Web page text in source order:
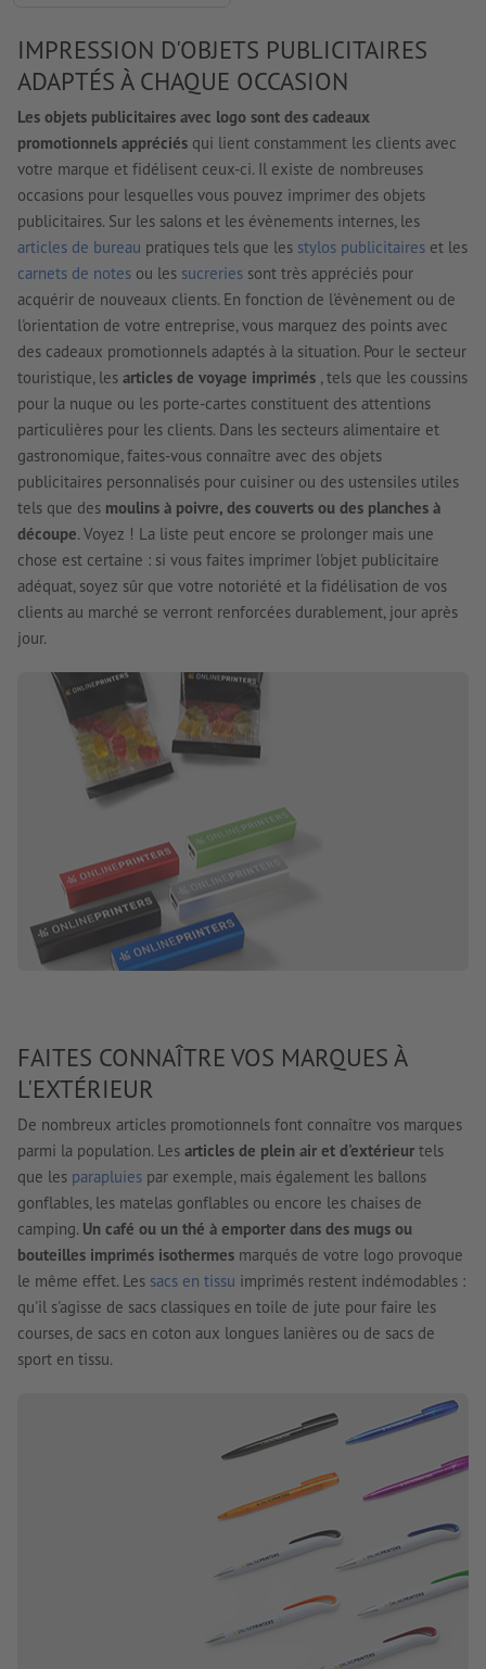
IMPRESSION D'OBJETS PUBLICITAIRES
ADAPTÉS À CHAQUE OCCASION
Les objets publicitaires avec logo sont des cadeaux
promotionnels appréciés qui lient constamment les clients avec
votre marque et fidélisent ceux-ci. Il existe de nombreuses
occasions pour lesquelles vous pouvez imprimer des objets
publicitaires. Sur les salons et les évènements internes, les
articles de bureau pratiques tels que les stylos publicitaires et les
carnets de notes ou les sucreries sont très appréciés pour
acquérir de nouveaux clients. En fonction de l'évènement ou de
l'orientation de votre entreprise, vous marquez des points avec
des cadeaux promotionnels adaptés à la situation. Pour le secteur
touristique, les articles de voyage imprimés , tels que les coussins
pour la nuque ou les porte-cartes constituent des attentions
particulières pour les clients. Dans les secteurs alimentaire et
gastronomique, faites-vous connaître avec des objets
publicitaires personnalisés pour cuisiner ou des ustensiles utiles
tels que des moulins à poivre, des couverts ou des planches à
découpe. Voyez ! La liste peut encore se prolonger mais une
chose est certaine : si vous faites imprimer l'objet publicitaire
adéquat, soyez sûr que votre notoriété et la fidélisation de vos
clients au marché se verront renforcées durablement, jour après
jour.
FAITES CONNAÎTRE VOS MARQUES À
L'EXTÉRIEUR
De nombreux articles promotionnels font connaître vos marques
parmi la population. Les articles de plein air et d'extérieur tels
que les parapluies par exemple, mais également les ballons
gonflables, les matelas gonflables ou encore les chaises de
camping. Un café ou un thé à emporter dans des mugs ou
bouteilles imprimés isothermes marqués de votre logo provoque
le même effet. Les sacs en tissu imprimés restent indémodables :
qu'il s'agisse de sacs classiques en toile de jute pour faire les
courses, de sacs en coton aux longues lanières ou de sacs de
sport en tissu.